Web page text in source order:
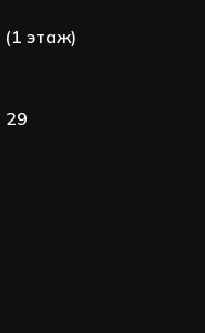
(1 этаж)
29